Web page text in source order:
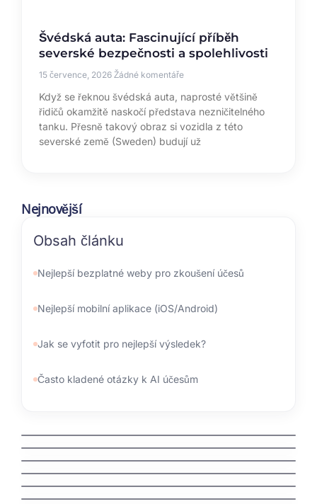
Švédská auta: Fascinující příběh
severské bezpečnosti a spolehlivosti
15 července, 2026 Žádné komentáře
Když se řeknou švédská auta, naprosté většině
řidičů okamžitě naskočí představa nezničitelného
tanku. Přesně takový obraz si vozidla z této
severské země (Sweden) budují už
Nejnovější
Obsah článku
Nejlepší bezplatné weby pro zkoušení účesů
Nejlepší mobilní aplikace (iOS/Android)
Jak se vyfotit pro nejlepší výsledek?
Často kladené otázky k AI účesům